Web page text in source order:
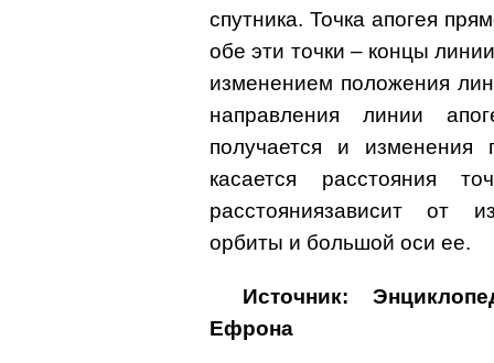
спутника. Точка апогея
обе эти точки – концы
изменением положения
направления линии
получается и
касается расстояния
расстояниязависит от
орбиты и большой оси ее.
Источник:
Ефрона